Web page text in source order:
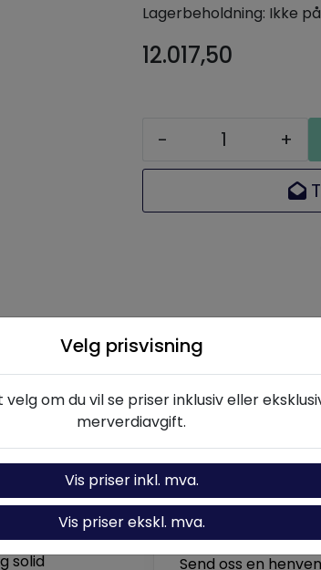
Lagerbeholdning: Ikke
12.017,50
- +
Spesifikasjoner
og løsninger
solid
Kontakt
Send oss en
Velg prisvisning
velg om du vil se priser inklusiv eller
merverdiavgift.
Vis priser inkl. mva.
Vis priser ekskl. mva.